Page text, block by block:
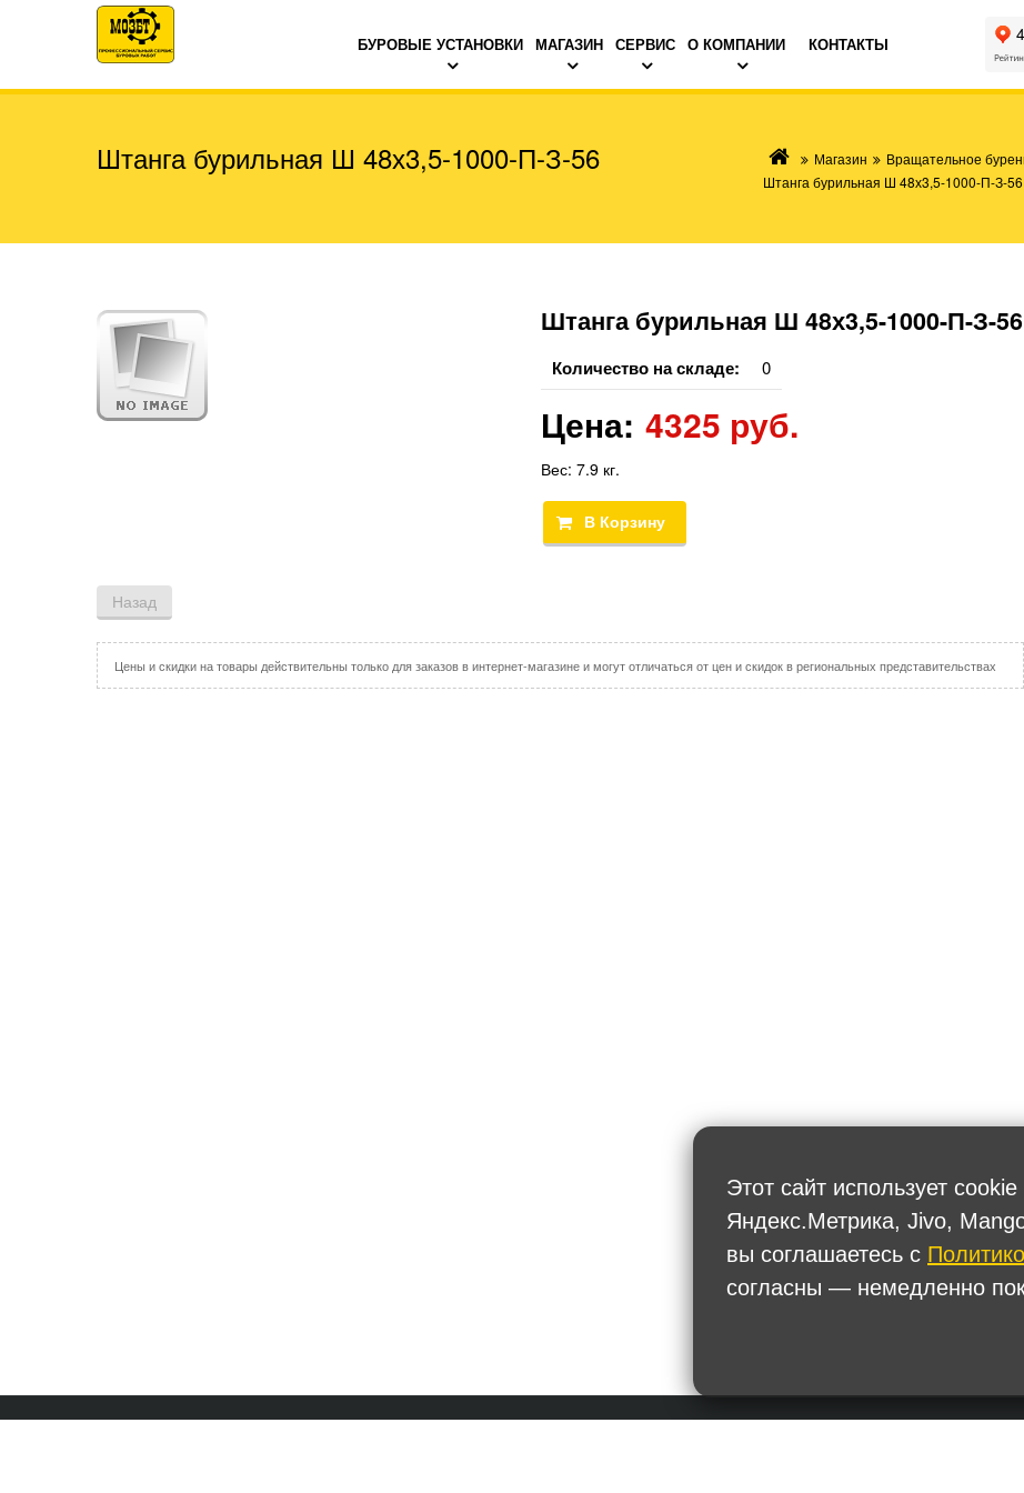
БУРОВЫЕ УСТАНОВКИ МАГАЗИН СЕРВИС О КОМПАНИИ КОНТАКТЫ
Штанга бурильная Ш 48х3,5-1000-П-З-56 Магазин Вращательное
Штанга бурильная Ш 48х3,5-1000-П-З-56
Штанга бурильная Ш 48х3,5-1000-П-З-56
Количество на складе: 0
Цена: 4325 руб.
Вес: 7.9 кг.
Цены и скидки на товары действительны только для заказов в интернет-магазине и могут отличаться от цен и скидок в региональных представительствах
Этот сайт использует
Яндекс.Метрика, Jivo,
вы соглашаетесь с
согласны — немедленно